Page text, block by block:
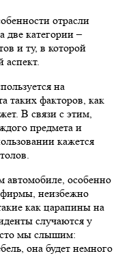
отрасли
две категории –
и ту, в которой
аспект.
на
таких факторов, как
В связи с этим,
предмета и
кажется
автомобиле, особенно
фирмы, неизбежно
как царапины на
случаются у
мы слышим:
она будет немного